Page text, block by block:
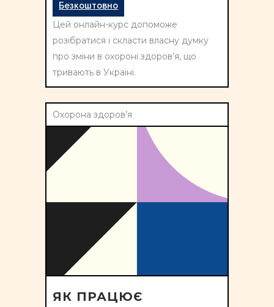
Безкоштовно
Цей онлайн-курс допоможе
розібратися і скласти власну думку
про зміни в охороні здоров’я, що
тривають в Україні.
Охорона здоров’я
ЯК ПРАЦЮЄ